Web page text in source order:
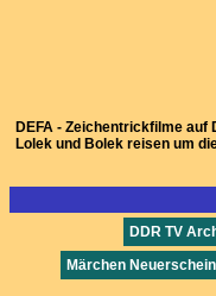
DEFA - Zeichentrickfilme auf
Lolek und Bolek reisen um
DDR TV
Märchen